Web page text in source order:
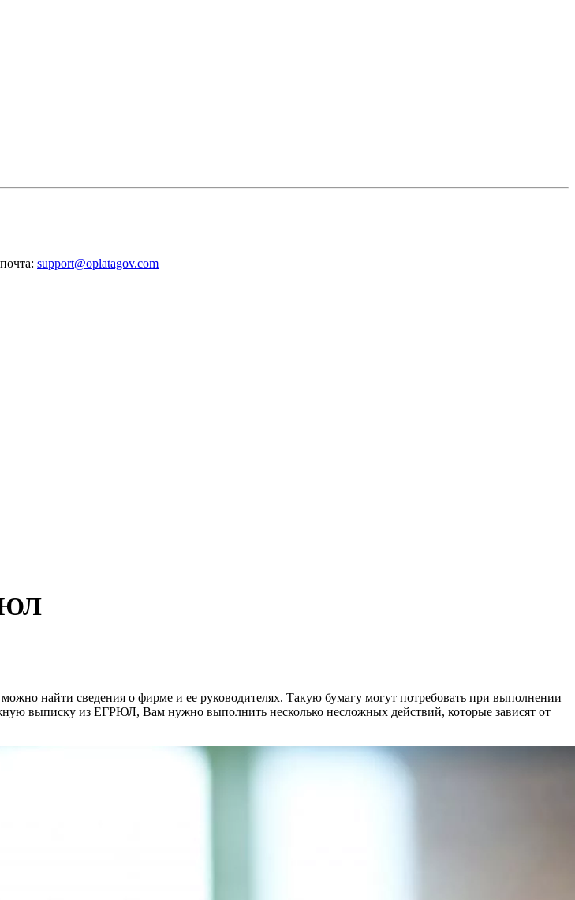
support@oplatagov.com
найти сведения о фирме и ее руководителях. Такую бумагу могут потребовать при выполнении
выписку из ЕГРЮЛ, Вам нужно выполнить несколько несложных действий, которые зависят от